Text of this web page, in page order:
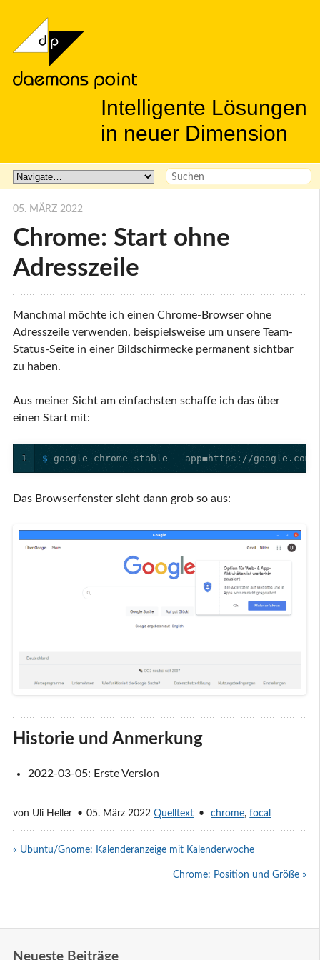
Intelligente Lösungen
in neuer Dimension
Chrome: Start ohne
Adresszeile
05. MÄRZ 2022
Manchmal möchte ich einen Chrome-Browser ohne
Adresszeile verwenden, beispielsweise um unsere Team-
Status-Seite in einer Bildschirmecke permanent sichtbar
zu haben.
Aus meiner Sicht am einfachsten schaffe ich das über
einen Start mit:
1 $ google-chrome-stable --app=
Das Browserfenster sieht dann grob so aus:
Historie und Anmerkung
2022-03-05: Erste Version
von Uli Heller 05. März 2022 Quelltext chrome,focal
« Ubuntu/Gnome: Kalenderanzeige mit Kalenderwoche
Chrome: Position und Größe »
Neueste Beiträge